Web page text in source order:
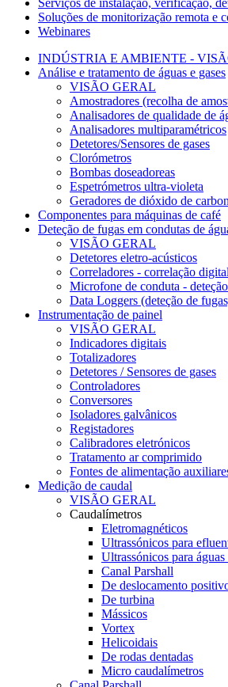
Serviços de instalação, verificação,
Soluções de monitorização remota e
Webinares
INDÚSTRIA E AMBIENTE -
Análise e tratamento de águas e gases
VISÃO GERAL
Amostradores (recolha de
Analisadores de qualidade de
Analisadores multiparamétricos
Detetores/Sensores de gases
Clorómetros
Bombas doseadoreas
Espetrómetros ultra-violeta
Geradores de dióxido de
Componentes para máquinas de café
Deteção de fugas em condutas de
VISÃO GERAL
Detetores eletro-acústicos
Correladores - correlação
Microfone de conduta -
Data Loggers (deteção de
Instrumentação de painel
VISÃO GERAL
Indicadores digitais
Totalizadores
Detetores / Sensores de gases
Controladores
Conversores
Isoladores galvânicos
Registadores
Calibradores eletrónicos
Tratamento ar comprimido
Fontes de alimentação
Medição de caudal
VISÃO GERAL
Caudalímetros
Eletromagnéticos
Ultrassónicos para
Ultrassónicos para
Canal Parshall
De deslocamento
De turbina
Mássicos
Vortex
Helicoidais
De rodas dentadas
Micro caudalímetros